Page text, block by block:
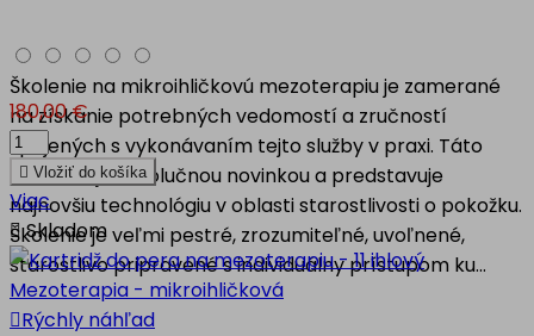
Školenie na mikroihličkovú mezoterapiu je zamerané
na získanie potrebných vedomostí a zručností
spojených s vykonávaním tejto služby v praxi. Táto
technika je revolučnou novinkou a predstavuje
najnovšiu technológiu v oblasti starostlivosti o pokožku.
Školenie je veľmi pestré, zrozumiteľné, uvoľnené,
starostlivo pripravené s individuálny prístupom ku...
180,00 €
 Vložiť do košíka
Viac
Skladom
Rýchly náhľad